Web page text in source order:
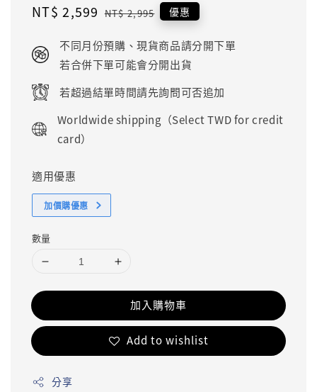
Sale
NT$ 2,599 Regular
NT$ 2,995 優惠
不同月份預購、現貨商品請分開下單
若合併下單可能會分開出貨
若超過結單時間請先詢問可否追加
Worldwide shipping（Select TWD for credit
card）
適用優惠
加價購優惠
數量
加入購物車
Add to wishlist
分享